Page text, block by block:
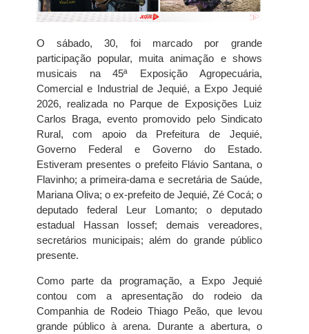
O sábado, 30, foi marcado por grande
participação popular, muita animação e shows
musicais na 45ª Exposição Agropecuária,
Comercial e Industrial de Jequié, a Expo Jequié
2026, realizada no Parque de Exposições Luiz
Carlos Braga, evento promovido pelo Sindicato
Rural, com apoio da Prefeitura de Jequié,
Governo Federal e Governo do Estado.
Estiveram presentes o prefeito Flávio Santana, o
Flavinho; a primeira-dama e secretária de Saúde,
Mariana Oliva; o ex-prefeito de Jequié, Zé Cocá; o
deputado federal Leur Lomanto; o deputado
estadual Hassan Iossef; demais vereadores,
secretários municipais; além do grande público
presente.
Como parte da programação, a Expo Jequié
contou com a apresentação do rodeio da
Companhia de Rodeio Thiago Peão, que levou
grande público à arena. Durante a abertura, o